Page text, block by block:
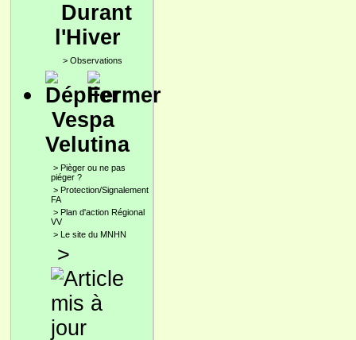
Durant
l'Hiver
> Observations
Vespa
Velutina
> Pièger ou ne pas
piéger ?
> Protection/Signalement
FA
> Plan d'action Régional
VV
> Le site du MNHN
>